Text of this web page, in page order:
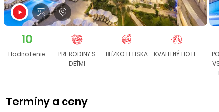
10
Hodnotenie
PRE RODINY S
DEŤMI
BLíZKO LETISKA KVALITNÝ HOTEL
Termíny a ceny